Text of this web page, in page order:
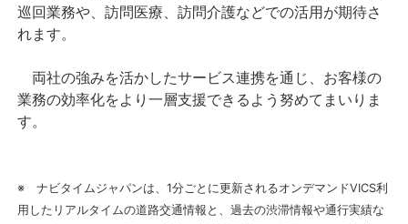
巡回業務や、訪問医療、訪問介護などでの活用が期待さ
れます。
両社の強みを活かしたサービス連携を通じ、お客様の
業務の効率化をより一層支援できるよう努めてまいりま
す。
※ ナビタイムジャパンは、1分ごとに更新されるオンデマンドVICS利
用したリアルタイムの道路交通情報と、過去の渋滞情報や通行実績な